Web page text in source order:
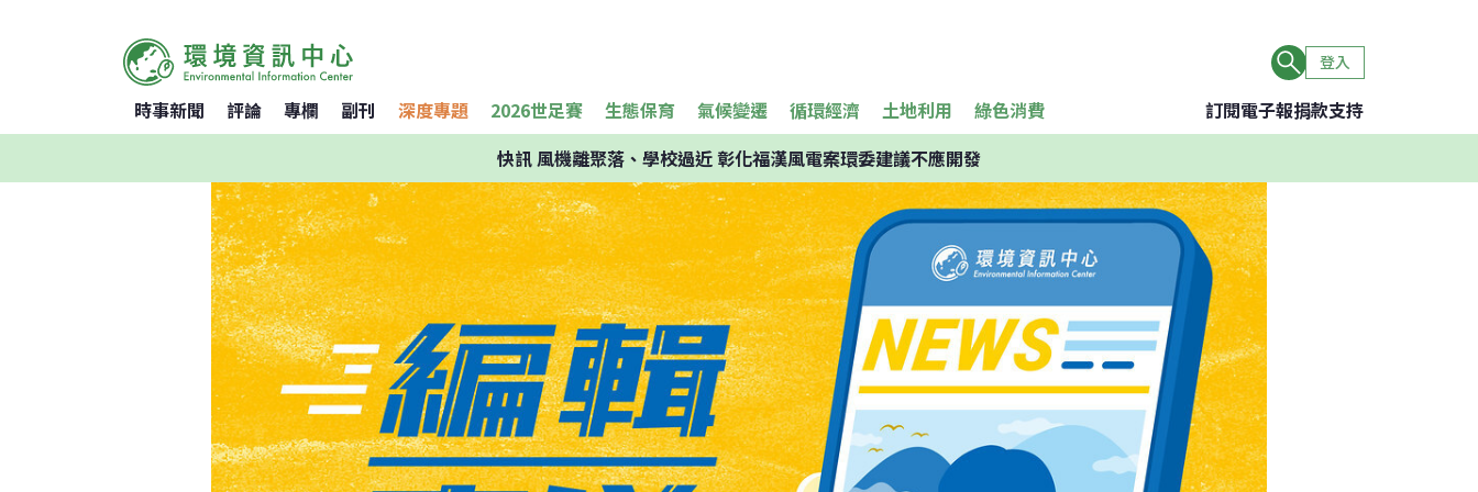
登入
時事新聞 評論 專欄 副刊 深度專題 2026世足賽 生態保育 氣候變遷 循環經濟 土地利用 綠色消費 訂閱電子報捐款支持
快訊風機離聚落、學校過近 彰化福漢風電案環委建議不應開發